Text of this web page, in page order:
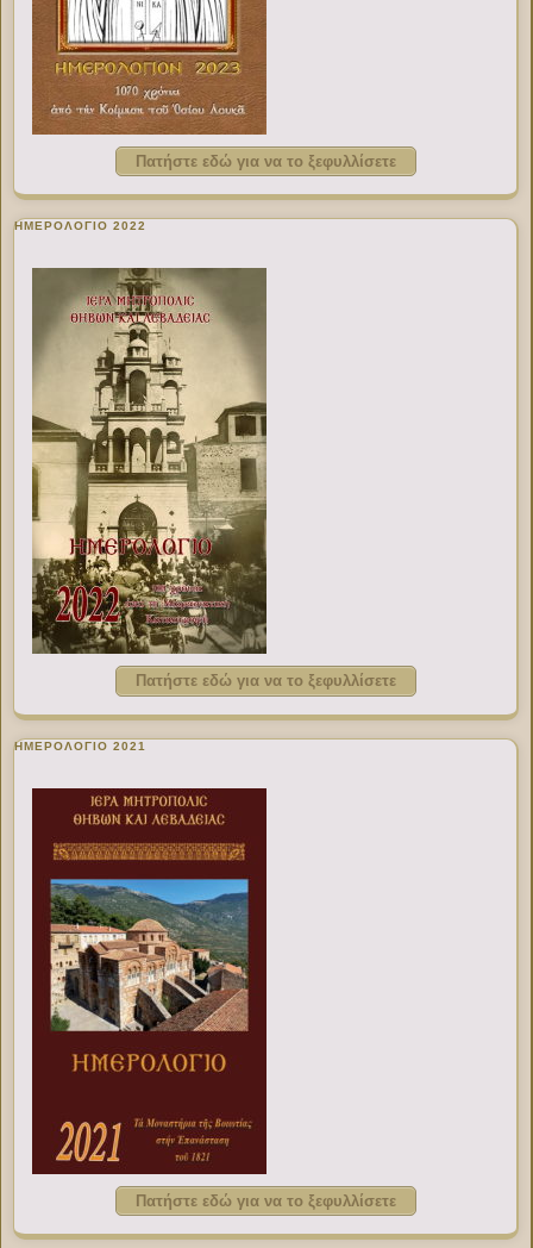
Πατήστε εδώ για να το ξεφυλλίσετε
ΗΜΕΡΟΛΟΓΙΟ 2022
Πατήστε εδώ για να το ξεφυλλίσετε
ΗΜΕΡΟΛΟΓΙΟ 2021
Πατήστε εδώ για να το ξεφυλλίσετε